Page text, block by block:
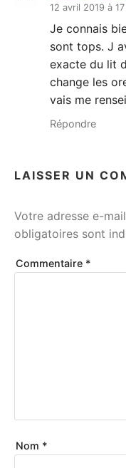
12 avril 2019 à
Je connais
sont tops. J
exacte du lit
change les
vais me
Répondre
LAISSER UN
Votre adresse e-
obligatoires sont
Commentaire *
Nom *